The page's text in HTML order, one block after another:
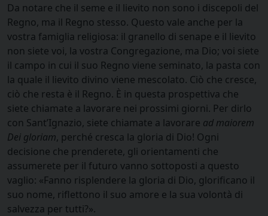
Da notare che il seme e il lievito non sono i discepoli del
Regno, ma il Regno stesso. Questo vale anche per la
vostra famiglia religiosa: il granello di senape e il lievito
non siete voi, la vostra Congregazione, ma Dio; voi siete
il campo in cui il suo Regno viene seminato, la pasta con
la quale il lievito divino viene mescolato. Ciò che cresce,
ciò che resta è il Regno. È in questa prospettiva che
siete chiamate a lavorare nei prossimi giorni. Per dirlo
con Sant’Ignazio, siete chiamate a lavorare ad maiorem
Dei gloriam, perché cresca la gloria di Dio! Ogni
decisione che prenderete, gli orientamenti che
assumerete per il futuro vanno sottoposti a questo
vaglio: «Fanno risplendere la gloria di Dio, glorificano il
suo nome, riflettono il suo amore e la sua volontà di
salvezza per tutti?».